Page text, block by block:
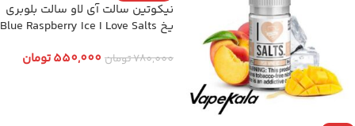
نیکوتین سالت آی لاو سالت بلوبری
یخ Blue Raspberry Ice I Love Salts
780,000تومان 550,000تومان